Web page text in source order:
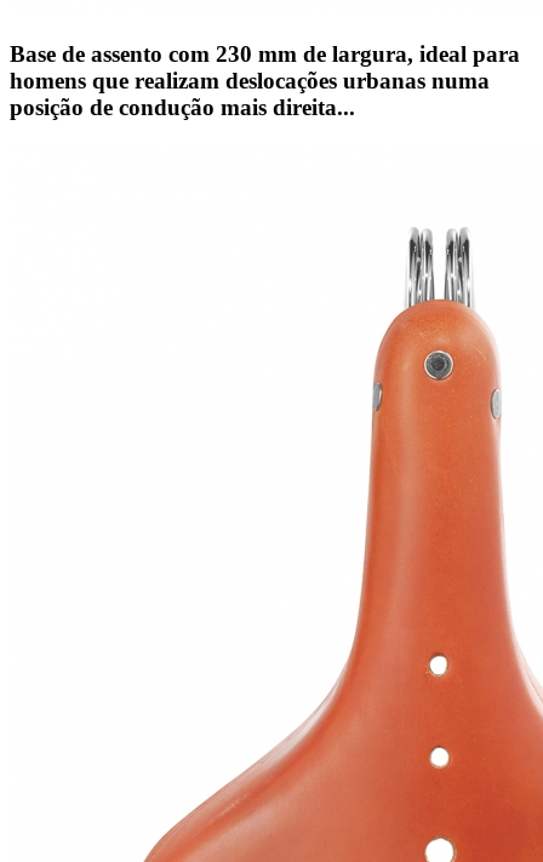
Base de assento com 230 mm de largura, ideal para
homens que realizam deslocações urbanas numa
posição de condução mais direita...